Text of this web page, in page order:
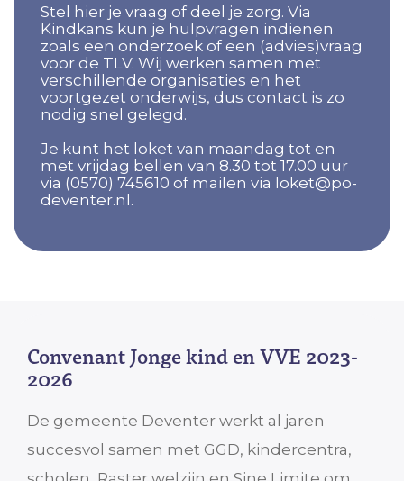
Stel hier je vraag of deel je zorg. Via
Kindkans kun je hulpvragen indienen
zoals een onderzoek of een (advies)vraag
voor de TLV. Wij werken samen met
verschillende organisaties en het
voortgezet onderwijs, dus contact is zo
nodig snel gelegd.
Je kunt het loket van maandag tot en
met vrijdag bellen van 8.30 tot 17.00 uur
via (0570) 745610 of mailen via loket@po-
deventer.nl.
Convenant Jonge kind en VVE 2023-
2026
De gemeente Deventer werkt al jaren
succesvol samen met GGD, kindercentra,